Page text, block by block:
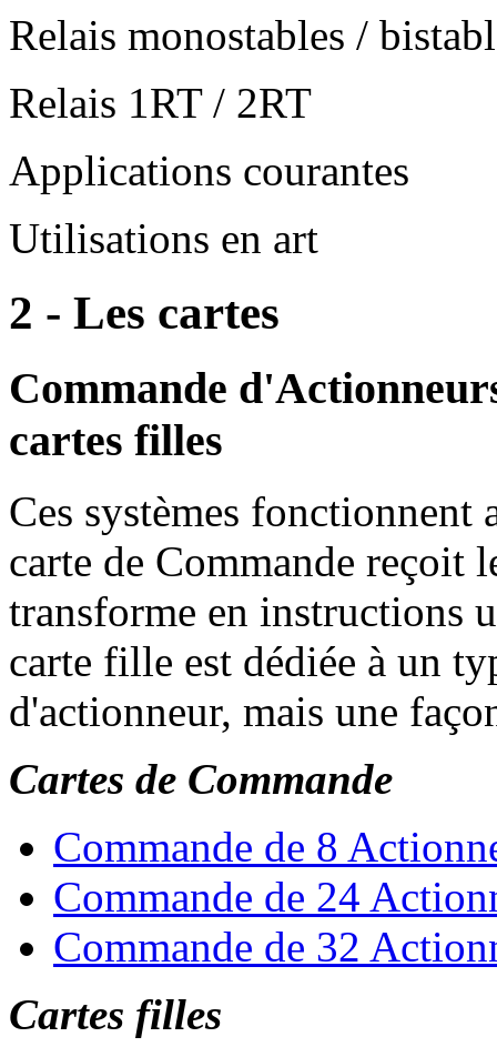
Relais monostables /
Relais 1RT / 2RT
Applications courantes
Utilisations en art
2 - Les cartes
Commande
cartes filles
Ces systèmes fonctionnent
carte de Commande reçoit
transforme en instructions
carte fille est dédiée à un
d'actionneur, mais une
Cartes de Commande
Commande de 8
Commande de 24
Commande de 32
Cartes filles